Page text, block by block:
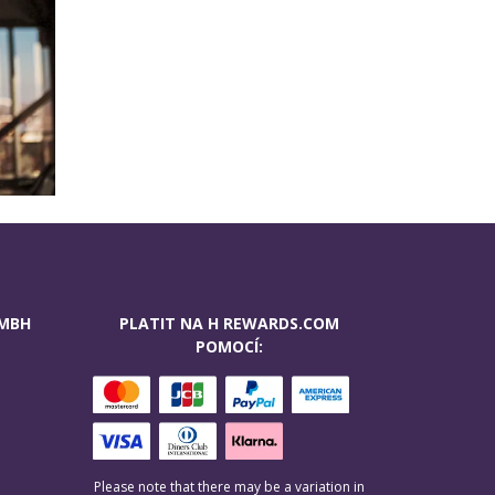
PLATIT NA H REWARDS.COM
POMOCÍ:
Please note that there may be a variation in